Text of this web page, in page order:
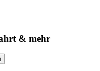
& mehr